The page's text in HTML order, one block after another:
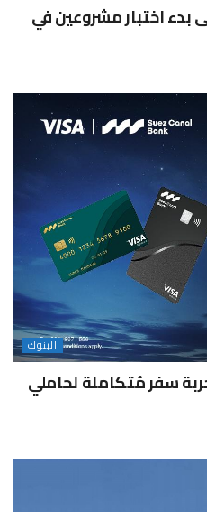
بدء اختبار مشروعين في
البنوك
سفر مُتكاملة لحاملي